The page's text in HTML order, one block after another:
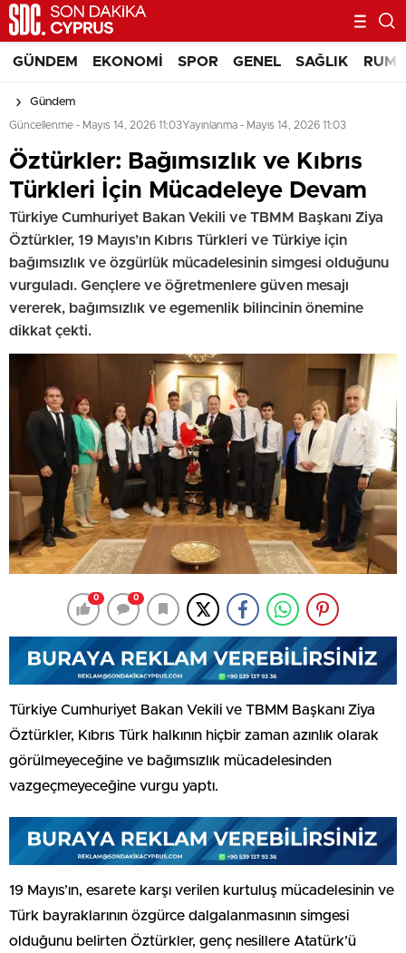
GÜNDEM EKONOMI SPOR GENEL SAĞLIK RUM
Gündem
Güncellenme - Mayıs 14, 2026 11:03Yayınlanma - Mayıs 14, 2026 11:03
Öztürkler: Bağımsızlık ve Kıbrıs
Türkleri İçin Mücadeleye Devam
Türkiye Cumhuriyet Bakan Vekili ve TBMM Başkanı Ziya
Öztürkler, 19 Mayıs’ın Kıbrıs Türkleri ve Türkiye için
bağımsızlık ve özgürlük mücadelesinin simgesi olduğunu
vurguladı. Gençlere ve öğretmenlere güven mesajı
vererek, bağımsızlık ve egemenlik bilincinin önemine
dikkat çekti.
0 0
Türkiye Cumhuriyet Bakan Vekili ve TBMM Başkanı Ziya
Öztürkler, Kıbrıs Türk halkının hiçbir zaman azınlık olarak
görülmeyeceğine ve bağımsızlık mücadelesinden
vazgeçmeyeceğine vurgu yaptı.
19 Mayıs’ın, esarete karşı verilen kurtuluş mücadelesinin ve
Türk bayraklarının özgürce dalgalanmasının simgesi
olduğunu belirten Öztürkler, genç nesillere Atatürk’ü